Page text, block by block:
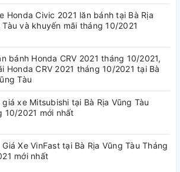
Honda Civic 2021 lăn bánh tại Bà Rịa
Tàu và khuyến mãi tháng 10/2021
bánh Honda CRV 2021 tháng 10/2021,
Honda CRV 2021 tháng 10/2021 tại Bà
Tàu
giá xe Mitsubishi tại Bà Rịa Vũng Tàu
10/2021 mới nhất
Giá Xe VinFast tại Bà Rịa Vũng Tàu Tháng
mới nhất